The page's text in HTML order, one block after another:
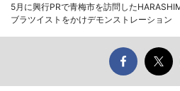
5月に興行PRで青梅市を訪問した
ブラツイストをかけデモンストレーション